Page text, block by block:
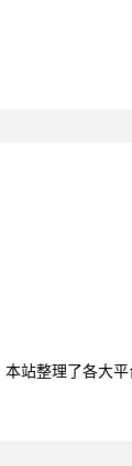
站整理了各大